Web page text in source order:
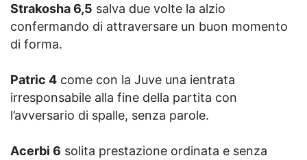
Strakosha 6,5 salva due volte la alzio
confermando di attraversare un buon momento
di forma.
Patric 4 come con la Juve una ientrata
irresponsabile alla fine della partita con
l’avversario di spalle, senza parole.
Acerbi 6 solita prestazione ordinata e senza